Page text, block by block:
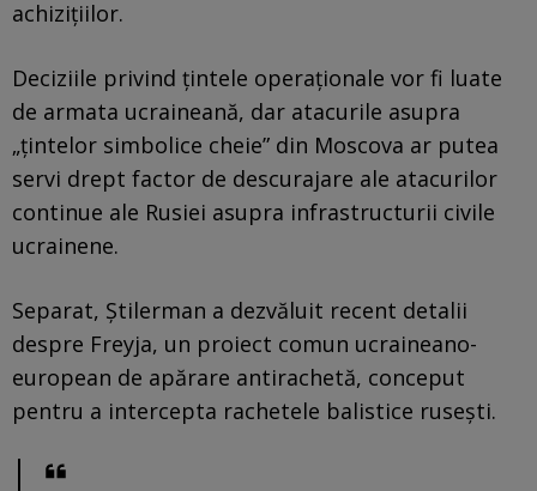
achizițiilor.
Deciziile privind țintele operaționale vor fi luate
de armata ucraineană, dar atacurile asupra
„țintelor simbolice cheie” din Moscova ar putea
servi drept factor de descurajare ale atacurilor
continue ale Rusiei asupra infrastructurii civile
ucrainene.
Separat, Știlerman a dezvăluit recent detalii
despre Freyja, un proiect comun ucraineano-
european de apărare antirachetă, conceput
pentru a intercepta rachetele balistice rusești.